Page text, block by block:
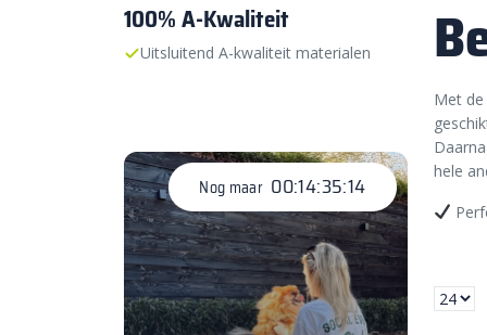
100% A-Kwaliteit
Uitsluitend A-kwaliteit materialen
Nog maar 00:14:35:13
Met
hele